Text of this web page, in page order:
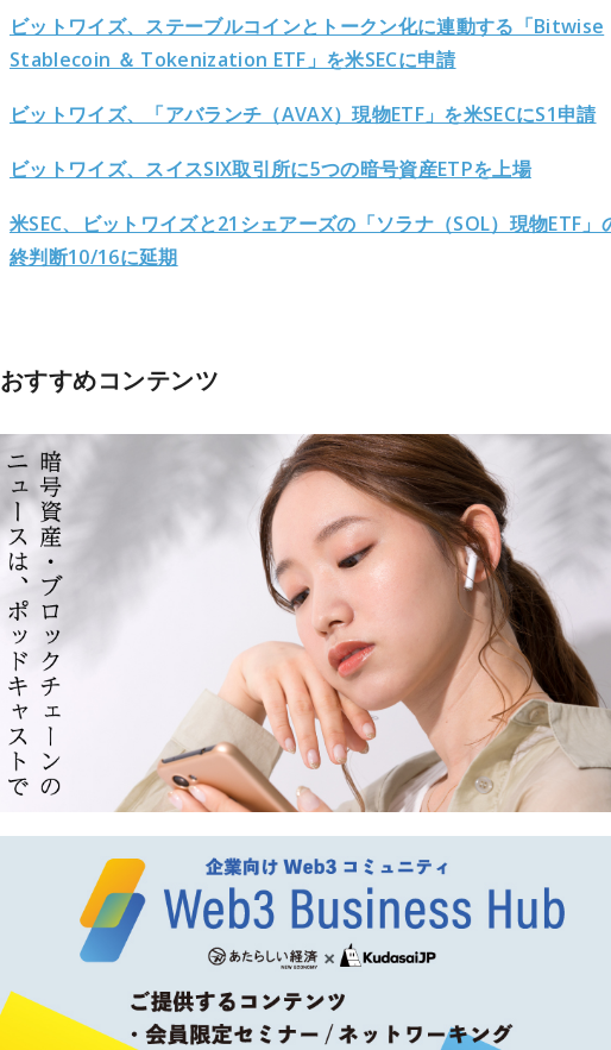
ビットワイズ、ステーブルコインとトークン化に連動する「Bitwise
Stablecoin ＆ Tokenization ETF」を米SECに申請
ビットワイズ、「アバランチ（AVAX）現物ETF」を米SECにS1申請
ビットワイズ、スイスSIX取引所に5つの暗号資産ETPを上場
米SEC、ビットワイズと21シェアーズの「ソラナ（SOL）現物ETF」
終判断10/16に延期
おすすめコンテンツ